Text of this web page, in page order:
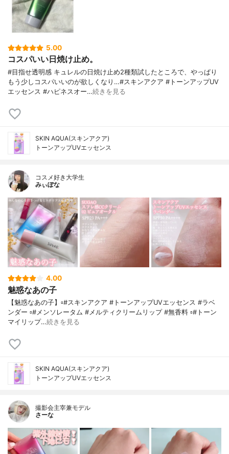
5.00
コスパいい日焼け止め。
#目指せ透明感 キュレルの日焼け止め2種類試したところで、やっぱり
もう少しコスパいいのが欲しくなり…#スキンアクア #トーンアップUV
エッセンス #ハピネスオー…続きを見る
SKIN AQUA(スキンアクア)
トーンアップUVエッセンス
コスメ好き大学生
みぃぽな
4.00
魅惑なあの子
【魅惑なあの子】▫️#スキンアクア #トーンアップUVエッセンス #ラベ
ンダー ▫️#メンソレータム #メルティクリームリップ #無香料 ▫️#トーン
マイリップ…続きを見る
SKIN AQUA(スキンアクア)
トーンアップUVエッセンス
撮影会主宰兼モデル
さーな